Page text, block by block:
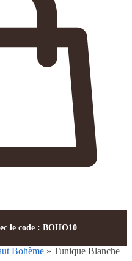
le code : BOHO10
Bohème » Tunique Blanche